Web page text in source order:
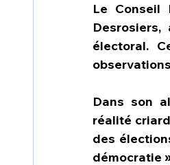
Le Conseil
électoral.
Dans son
réalité
des
démocratie